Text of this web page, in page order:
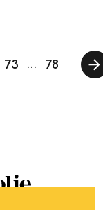
73 … 78